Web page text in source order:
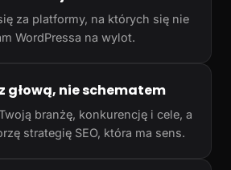
za platformy, na których się nie
WordPressa na wylot.
głową, nie schematem
branżę, konkurencję i cele, a
strategię SEO, która ma sens.